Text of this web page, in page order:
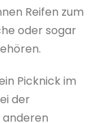
Reifen zum
oder sogar
Picknick im
der
anderen